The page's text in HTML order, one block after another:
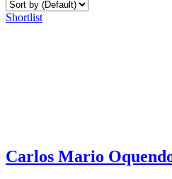
Shortlist
Carlos Mario